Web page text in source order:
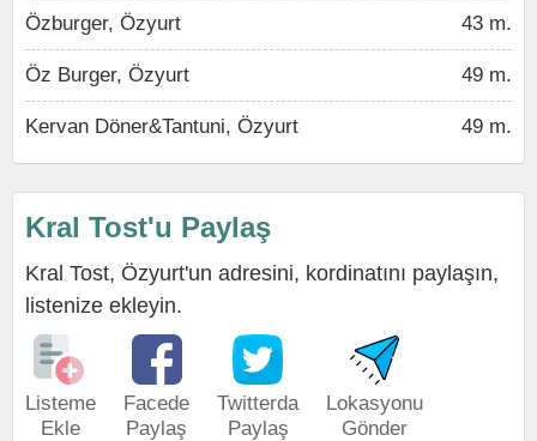
Özburger, Özyurt 43 m.
Öz Burger, Özyurt 49 m.
Kervan Döner&Tantuni, Özyurt 49 m.
Kral Tost'u Paylaş
Kral Tost, Özyurt'un adresini, kordinatını paylaşın,
listenize ekleyin.
Listeme
Ekle
Facede
Paylaş
Twitterda
Paylaş
Lokasyonu
Gönder